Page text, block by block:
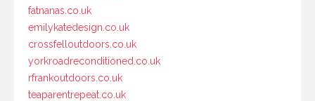
fatnanas.co.uk
emilykatedesign.co.uk
crossfelloutdoors.co.uk
yorkroadreconditioned.co.uk
rfrankoutdoors.co.uk
teaparentrepeat.co.uk